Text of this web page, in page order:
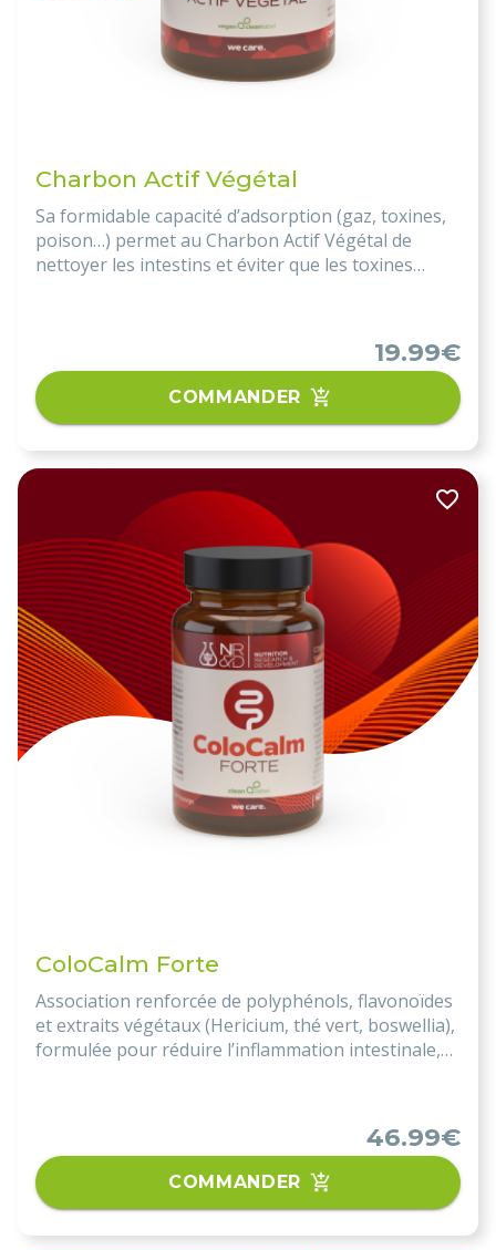
Charbon Actif Végétal
Sa formidable capacité d’adsorption (gaz, toxines,
poison…) permet au Charbon Actif Végétal de
nettoyer les intestins et éviter que les toxines
19.99€
COMMANDER
ColoCalm Forte
Association renforcée de polyphénols, flavonoïdes
et extraits végétaux (Hericium, thé vert, boswellia),
formulée pour réduire l’inflammation intestinale,
46.99€
COMMANDER